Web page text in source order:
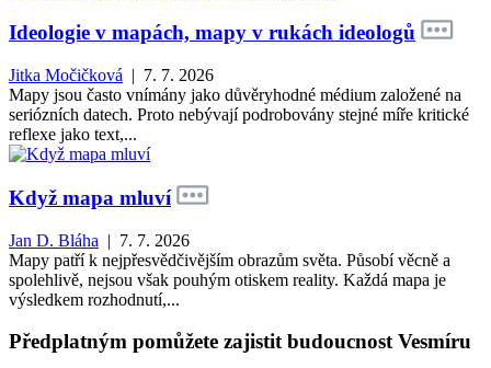
Ideologie v mapách, mapy v rukách ideologů
Jitka Močičková | 7. 7. 2026
Mapy jsou často vnímány jako důvěryhodné médium založené na
seriózních datech. Proto nebývají podrobovány stejné míře kritické
reflexe jako text,...
Když mapa mluví
Jan D. Bláha | 7. 7. 2026
Mapy patří k nejpřesvědčivějším obrazům světa. Působí věcně a
spolehlivě, nejsou však pouhým otiskem reality. Každá mapa je
výsledkem rozhodnutí,...
Předplatným pomůžete zajistit budoucnost Vesmíru